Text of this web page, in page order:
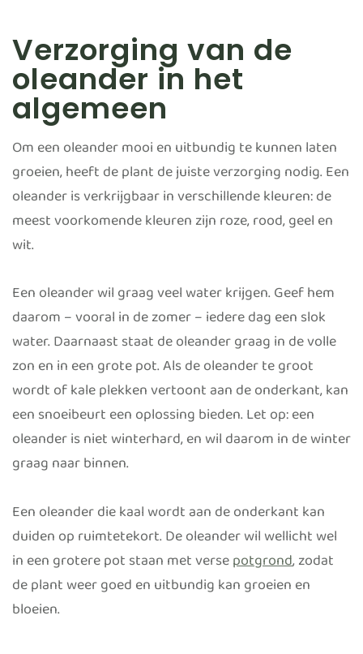
Verzorging van de
oleander in het
algemeen
Om een oleander mooi en uitbundig te kunnen laten
groeien, heeft de plant de juiste verzorging nodig. Een
oleander is verkrijgbaar in verschillende kleuren: de
meest voorkomende kleuren zijn roze, rood, geel en
wit.
Een oleander wil graag veel water krijgen. Geef hem
daarom – vooral in de zomer – iedere dag een slok
water. Daarnaast staat de oleander graag in de volle
zon en in een grote pot. Als de oleander te groot
wordt of kale plekken vertoont aan de onderkant, kan
een snoeibeurt een oplossing bieden. Let op: een
oleander is niet winterhard, en wil daarom in de winter
graag naar binnen.
Een oleander die kaal wordt aan de onderkant kan
duiden op ruimtetekort. De oleander wil wellicht wel
in een grotere pot staan met versepotgrond, zodat
de plant weer goed en uitbundig kan groeien en
bloeien.